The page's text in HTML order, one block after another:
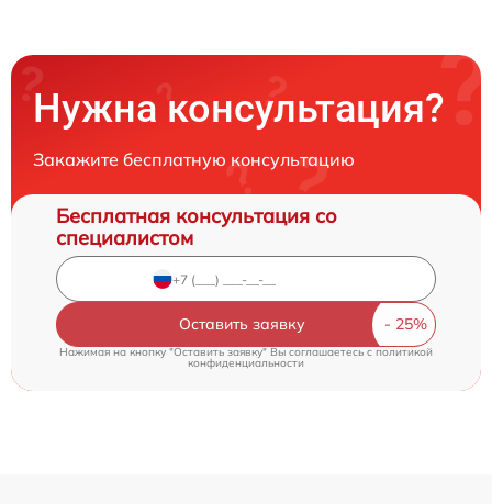
Нужна консультация?
Закажите бесплатную консультацию
Бесплатная консультация со
специалистом
Оставить заявку
Нажимая на кнопку "Оставить заявку" Вы соглашаетесь c политикой
конфиденциальности